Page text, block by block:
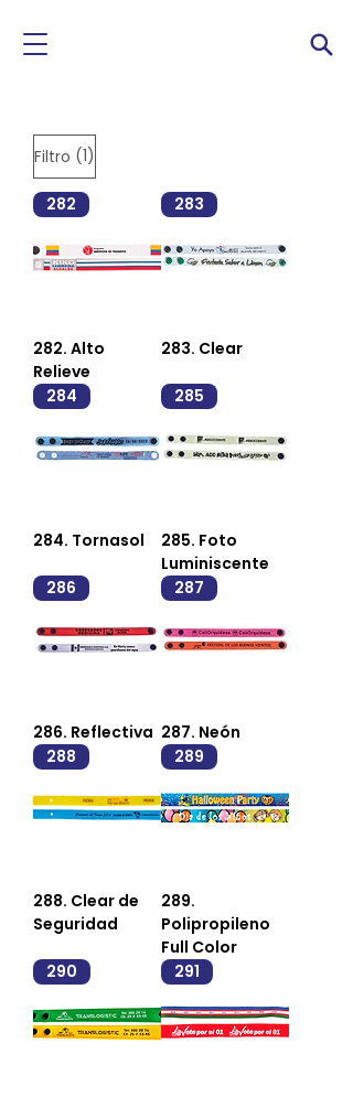
Filtro (1)
282
282. Alto
Relieve
283
283. Clear
284
284. Tornasol
285
285. Foto
Luminiscente
286
286. Reflectiva
287
287. Neón
288
288. Clear de
Seguridad
289
289.
Polipropileno
Full Color
290
291